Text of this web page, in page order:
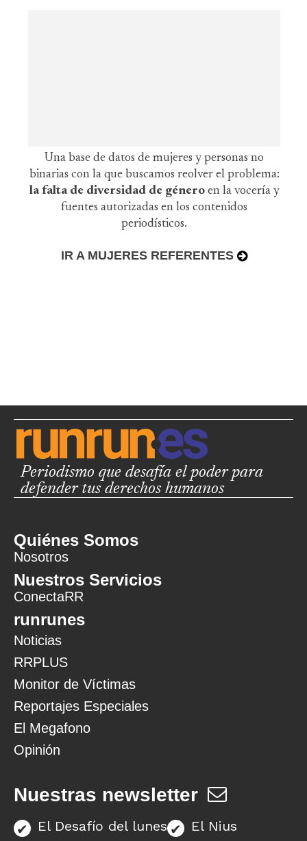
Una base de datos de mujeres y personas no
binarias con la que buscamos reolver el problema:
la falta de diversidad de género en la vocería y
fuentes autorizadas en los contenidos
periodísticos.
IR A MUJERES REFERENTES
Periodismo que desafía el poder para
defender tus derechos humanos
Quiénes Somos
Nosotros
Nuestros Servicios
ConectaRR
runrunes
Noticias
RRPLUS
Monitor de Víctimas
Reportajes Especiales
El Megafono
Opinión
Nuestras newsletter
El Desafío del lunes El Nius